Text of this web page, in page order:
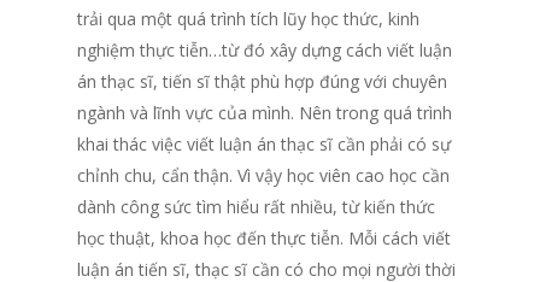
trải qua một quá trình tích lũy học thức, kinh
nghiệm thực tiễn…từ đó xây dựng cách viết luận
án thạc sĩ, tiến sĩ thật phù hợp đúng với chuyên
ngành và lĩnh vực của mình. Nên trong quá trình
khai thác việc viết luận án thạc sĩ cần phải có sự
chỉnh chu, cẩn thận. Vì vậy học viên cao học cần
dành công sức tìm hiểu rất nhiều, từ kiến thức
học thuật, khoa học đến thực tiễn. Mỗi cách viết
luận án tiến sĩ, thạc sĩ cần có cho mọi người thời